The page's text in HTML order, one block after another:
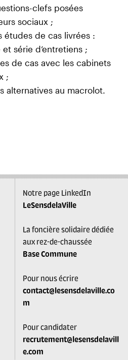
clefs posées
sociaux ;
études de cas livrées :
série d’entretiens ;
de cas avec les cabinets
;
alternatives au macrolot.
Notre page LinkedIn
LeSensdelaVille
La foncière solidaire dédiée
aux rez-de-chaussée
Base Commune
Pour nous écrire
contact@lesensdelaville.co
m
Pour candidater
recrutement@lesensdelavill
e.com